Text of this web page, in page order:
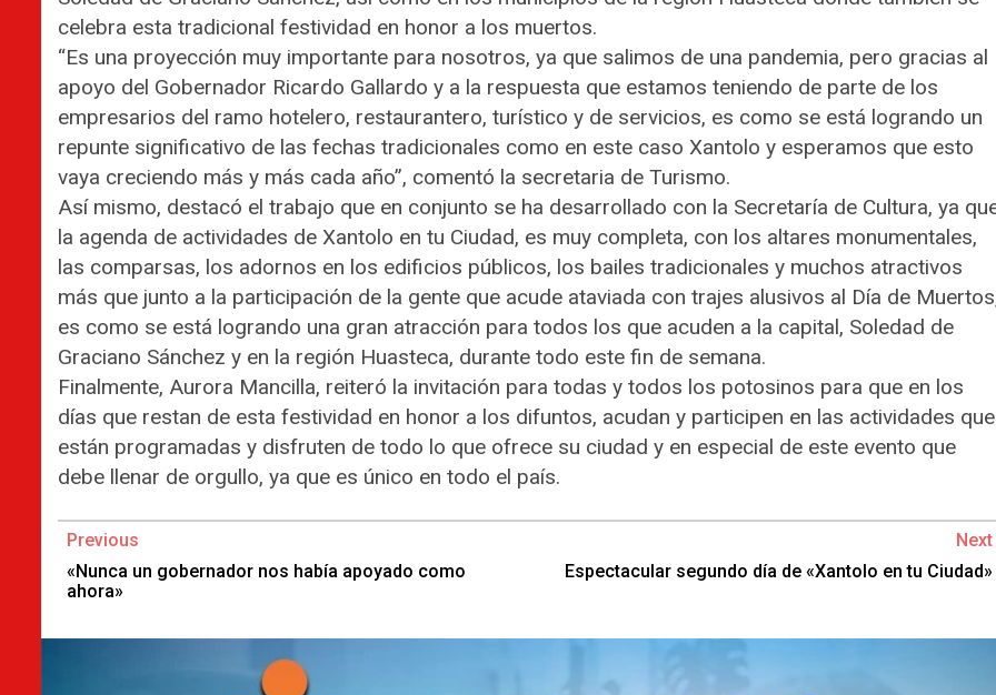
celebra esta tradicional festividad en honor a los muertos.
“Es una proyección muy importante para nosotros, ya que salimos de una pandemia, pero gracias al
apoyo del Gobernador Ricardo Gallardo y a la respuesta que estamos teniendo de parte de los
empresarios del ramo hotelero, restaurantero, turístico y de servicios, es como se está logrando un
repunte significativo de las fechas tradicionales como en este caso Xantolo y esperamos que esto
vaya creciendo más y más cada año”, comentó la secretaria de Turismo.
Así mismo, destacó el trabajo que en conjunto se ha desarrollado con la Secretaría de Cultura, ya
la agenda de actividades de Xantolo en tu Ciudad, es muy completa, con los altares monumentales,
las comparsas, los adornos en los edificios públicos, los bailes tradicionales y muchos atractivos
más que junto a la participación de la gente que acude ataviada con trajes alusivos al Día de
es como se está logrando una gran atracción para todos los que acuden a la capital, Soledad de
Graciano Sánchez y en la región Huasteca, durante todo este fin de semana.
Finalmente, Aurora Mancilla, reiteró la invitación para todas y todos los potosinos para que en los
días que restan de esta festividad en honor a los difuntos, acudan y participen en las actividades que
están programadas y disfruten de todo lo que ofrece su ciudad y en especial de este evento que
debe llenar de orgullo, ya que es único en todo el país.
Continue
Reading
Previous
«Nunca un gobernador nos había apoyado como
ahora»
Next
Espectacular segundo día de «Xantolo en tu Ciudad»